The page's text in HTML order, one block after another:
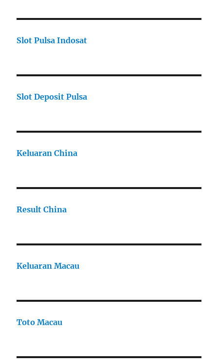
Slot Pulsa Indosat
Slot Deposit Pulsa
Keluaran China
Result China
Keluaran Macau
Toto Macau